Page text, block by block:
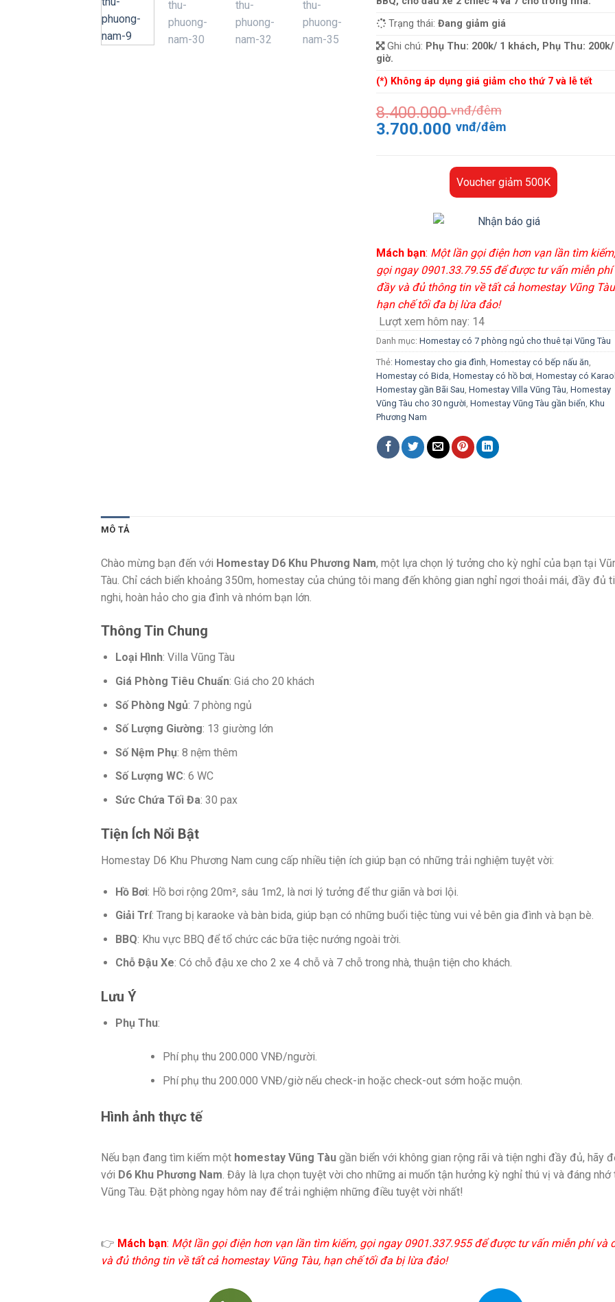
Trạng thái: Đang giảm giá
Ghi chú: Phụ Thu: 200k/ 1 khách, Phụ Thu: 200k/
giờ.
(*) Không áp dụng giá giảm cho thứ 7 và lễ tết
8.400.000vnđ/đêm
Giá
8.400.000 vnđ/
3.700.000 vnđ/đêmGiá
là:
3.700.000
Voucher giảm 500K
Mách bạn: Một lần gọi điện hơn vạn lần tìm kiếm,
gọi ngay 0901.33.79.55 để được tư vấn miễn phí
đầy và đủ thông tin về tất cả homestay Vũng
hạn chế tối đa bị lừa đảo!
Lượt xem hôm nay: 14
Danh mục: Homestay có 7 phòng ngủ cho thuê tại Vũng Tàu
Thẻ: Homestay cho gia đình Homestay có bếp nấu ăn
Homestay có Bida Homestay có hồ bơi Homestay có
Homestay gần Bãi Sau Homestay Villa Vũng Tàu Homestay
Vũng Tàu cho 30 người Homestay Vũng Tàu gần biển Khu
Phương Nam
MÔ TẢ
Chào mừng bạn đến với Homestay D6 Khu Phương Nam, một lựa chọn lý tưởng cho kỳ nghỉ của bạn tại
Tàu. Chỉ cách biển khoảng 350m, homestay của chúng tôi mang đến không gian nghỉ ngơi thoải mái, đầy đủ
nghi, hoàn hảo cho gia đình và nhóm bạn lớn.
Thông Tin Chung
Loại Hình: Villa Vũng Tàu
Giá Phòng Tiêu Chuẩn: Giá cho 20 khách
Số Phòng Ngủ: 7 phòng ngủ
Số Lượng Giường: 13 giường lớn
Số Nệm Phụ: 8 nệm thêm
Số Lượng WC: 6 WC
Sức Chứa Tối Đa: 30 pax
Tiện Ích Nổi Bật
Homestay D6 Khu Phương Nam cung cấp nhiều tiện ích giúp bạn có những trải nghiệm tuyệt vời:
Hồ Bơi: Hồ bơi rộng 20m², sâu 1m2, là nơi lý tưởng để thư giãn và bơi lội.
Giải Trí: Trang bị karaoke và bàn bida, giúp bạn có những buổi tiệc tùng vui vẻ bên gia đình và bạn bè.
BBQ: Khu vực BBQ để tổ chức các bữa tiệc nướng ngoài trời.
Chỗ Đậu Xe: Có chỗ đậu xe cho 2 xe 4 chỗ và 7 chỗ trong nhà, thuận tiện cho khách.
Lưu Ý
Phụ Thu:
Phí phụ thu 200.000 VNĐ/người.
Phí phụ thu 200.000 VNĐ/giờ nếu check-in hoặc check-out sớm hoặc muộn.
Hình ảnh thực tế
Nếu bạn đang tìm kiếm một homestay Vũng Tàu gần biển với không gian rộng rãi và tiện nghi đầy đủ, hãy
với D6 Khu Phương Nam . Đây là lựa chọn tuyệt vời cho những ai muốn tận hưởng kỳ nghỉ thú vị và đáng nhớ
Vũng Tàu. Đặt phòng ngay hôm nay để trải nghiệm những điều tuyệt vời nhất!
👉 Mách bạn: Một lần gọi điện hơn vạn lần tìm kiếm, gọi ngay 0901.337.955 để được tư vấn miễn phí và
và đủ thông tin về tất cả homestay Vũng Tàu, hạn chế tối đa bị lừa đảo!